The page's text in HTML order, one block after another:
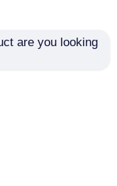
are you looking